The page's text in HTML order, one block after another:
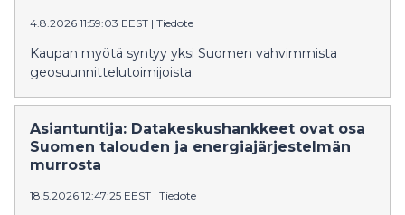
4.8.2026 11:59:03 EEST | Tiedote
Kaupan myötä syntyy yksi Suomen vahvimmista
geosuunnittelutoimijoista.
Asiantuntija: Datakeskushankkeet ovat osa
Suomen talouden ja energiajärjestelmän
murrosta
18.5.2026 12:47:25 EEST | Tiedote